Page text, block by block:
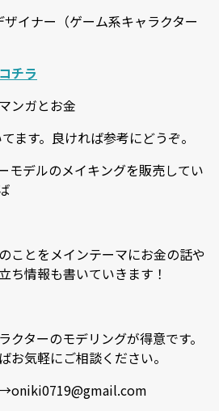
イナー（ゲーム系キャラクター
チラ
ンガとお金
ます。良ければ参考にどうぞ。
モデルのメイキングを販売してい
ことをメインテーマにお金の話や
ち情報も書いていきます！
クターのモデリングが得意です。
お気軽にご相談ください。